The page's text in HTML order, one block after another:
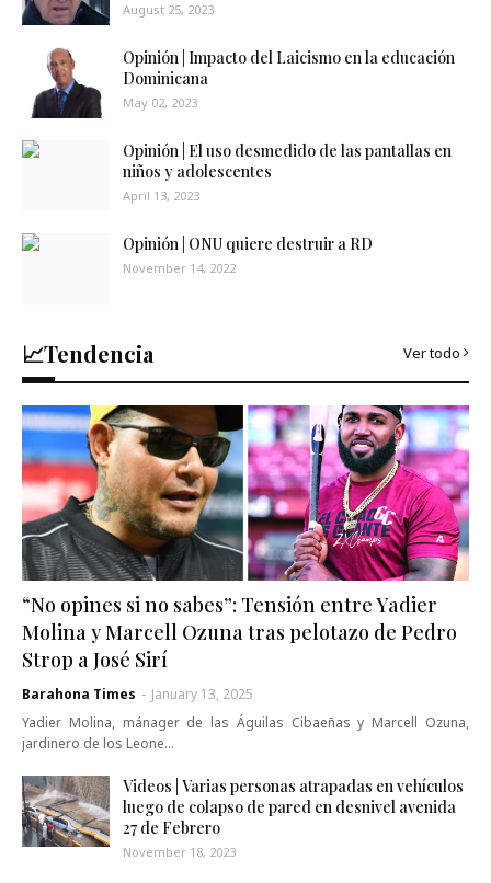
August 25, 2023
Opinión | Impacto del Laicismo en la educación
Dominicana
May 02, 2023
Opinión | El uso desmedido de las pantallas en
niños y adolescentes
April 13, 2023
Opinión | ONU quiere destruir a RD
November 14, 2022
📈Tendencia Ver todo
“No opines si no sabes”: Tensión entre Yadier
Molina y Marcell Ozuna tras pelotazo de Pedro
Strop a José Sirí
Barahona Times - January 13, 2025
Yadier Molina, mánager de las Águilas Cibaeñas y Marcell Ozuna,
jardinero de los Leone…
Videos | Varias personas atrapadas en vehículos
luego de colapso de pared en desnivel avenida
27 de Febrero
November 18, 2023